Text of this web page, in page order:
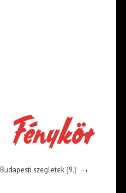
Budapesti szegletek (9.) →